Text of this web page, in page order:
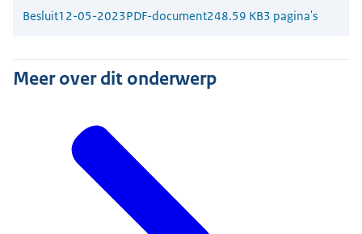
Besluit12-05-2023PDF-document248.59 KB3 pagina's
Meer over dit onderwerp